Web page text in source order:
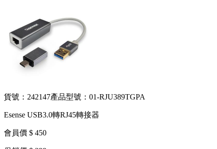
貨號：242147產品型號：01-RJU389TGPA
Esense USB3.0轉RJ45轉接器
會員價 $ 450